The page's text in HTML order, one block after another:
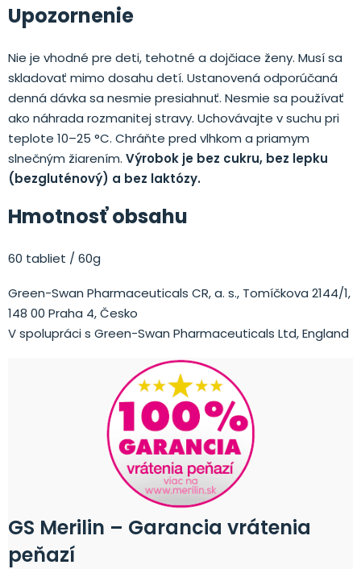
Upozornenie
Nie je vhodné pre deti, tehotné a dojčiace ženy. Musí sa
skladovať mimo dosahu detí. Ustanovená odporúčaná
denná dávka sa nesmie presiahnuť. Nesmie sa používať
ako náhrada rozmanitej stravy. Uchovávajte v suchu pri
teplote 10–25 °C. Chráňte pred vlhkom a priamym
slnečným žiarením. Výrobok je bez cukru, bez lepku
(bezgluténový) a bez laktózy.
Hmotnosť obsahu
60 tabliet / 60g
Green-Swan Pharmaceuticals CR, a. s., Tomíčkova 2144/1,
148 00 Praha 4, Česko
V spolupráci s Green-Swan Pharmaceuticals Ltd, England
GS Merilin – Garancia vrátenia
peňazí